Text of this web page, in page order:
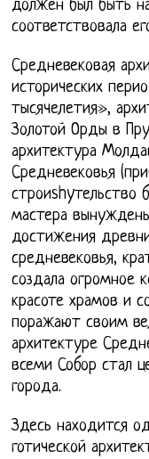
должен был быть
соответствовала
Средневековая
исторических
тысячелетия»,
Золотой Орды в
архитектура
Средневековья
строиshyтельство
мастера
достижения
средневековья,
создала огромное
красоте храмов и
поражают своим
архитектуре
всеми Собор стал
города.
Здесь находится
готической